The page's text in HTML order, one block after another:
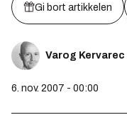
Gi bort artikkelen
Varog Kervarec
6. nov. 2007 - 00:00